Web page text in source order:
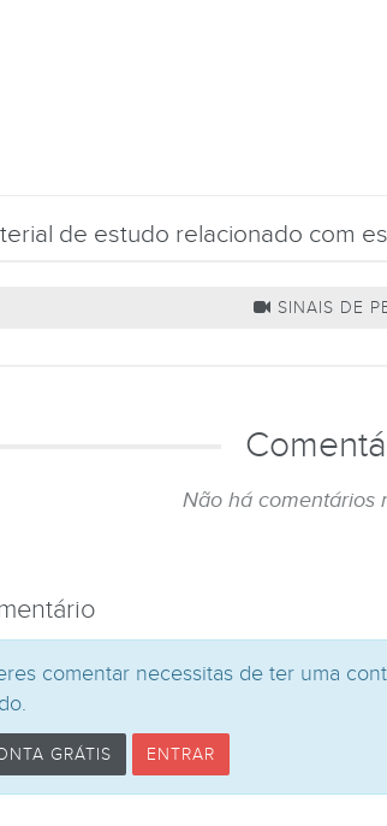
de estudo relacionado com
SINAIS DE
Não há comentários
comentar necessitas de ter uma
GRÁTIS ENTRAR